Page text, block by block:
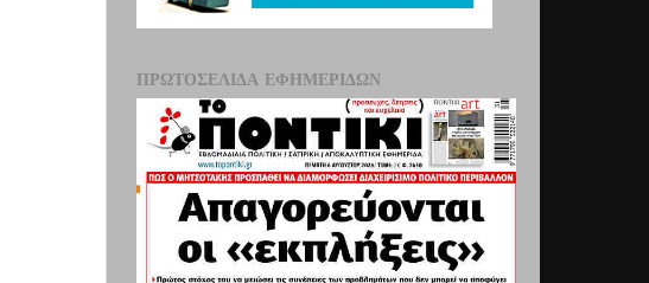
ΠΡΩΤΟΣΈΛΙΔΑ ΕΦΗΜΕΡΊΔΩΝ